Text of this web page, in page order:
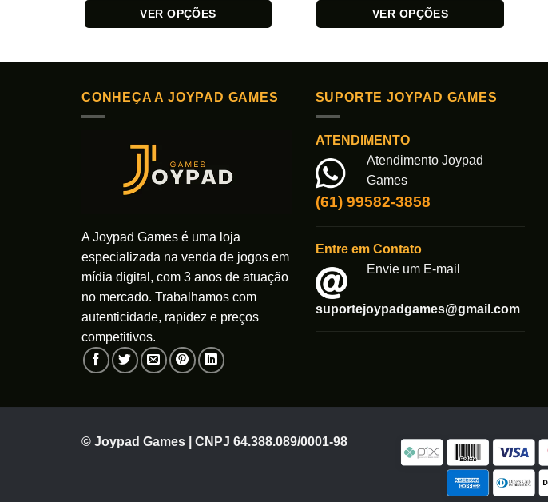
VER OPÇÕES
várias
página
do
produto
VER OPÇÕES
várias
opções
podem
ser
escolhidas
do
produto
CONHEÇA A JOYPAD GAMES
A Joypad Games é uma loja
especializada na venda de jogos em
mídia digital, com 3 anos de atuação
no mercado. Trabalhamos com
autenticidade, rapidez e preços
competitivos.
SUPORTE JOYPAD GAMES
ATENDIMENTO
Atendimento Joypad
Games
(61) 99582-3858
Entre em Contato
Envie um E-mail
suportejoypadgames@gmail.com
© Joypad Games | CNPJ 64.388.089/0001-98